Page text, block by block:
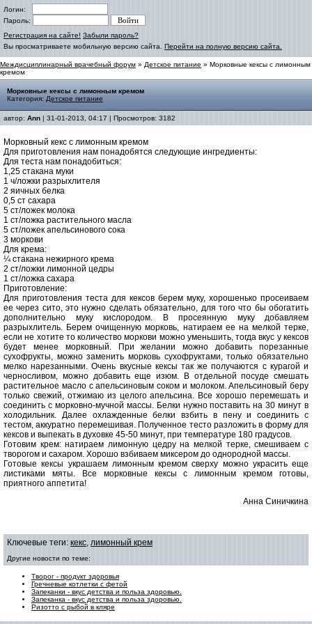
Логин:
Пароль:
Регистрация на сайте! Забыли пароль?
Вы просматриваете мобильную версию сайта. Перейти на полную версию сайта.
Междисциплинарный врачебный форум » Детское питание » Морковные кексы с лимонным
кремом
Морковные кексы с лимонным кремом
Категория: Детское питание
автор: Ann | 31-01-2013, 04:17 | Просмотров: 3182
Морковный кекс с лимонным кремом
Для приготовления нам понадобятся следующие ингредиенты:
Для теста нам понадобиться:
1,25 стакана муки
1 ч/ложки разрыхлителя
2 яичных белка
0,5 ст сахара
5 ст/ложек молока
1 ст/ложка растительного масла
5 ст/ложек апельсинового сока
3 моркови
Для крема:
¼ стакана нежирного крема
2 ст/ложки лимонной цедры
1 ст/ложка сахара
Приготовление:
Для приготовления теста для кексов берем муку, хорошенько просеиваем
ее через сито, это нужно сделать обязательно, для того что бы обогатить
дополнительно муку кислородом. В просеянную муку добавляем
разрыхлитель. Берем очищенную морковь, натираем ее на мелкой терке,
если не хотите то количество моркови можно уменьшить, тогда вкус у кексов
будет менее морковный. При желании можно добавить порезанные
сухофрукты, можно заменить морковь сухофруктами, только обязательно
мелко нарезанными. Очень вкусные кексы так же получаются с курагой и
черносливом, можно добавить еще изюм. В отдельной посуде смешать
растительное масло с апельсиновым соком и молоком. Апельсиновый беру
только свежий, отжимаю из целого апельсина. Все хорошо перемешать и
соединить с морковно-мучной массы. Белки нужно поставить на 30 минут в
холодильник. Далее охлажденные белки взбить в пену и соединить с
тестом, аккуратно перемешивая. Полученное тесто разложить в форму для
кексов и выпекать в духовке 45-50 минут, при температуре 180 градусов.
Готовим крем: натираем лимонную цедру на мелкой терке, смешиваем с
творогом и сахаром. Хорошо взбиваем миксером до однородной массы.
Готовые кексы украшаем лимонным кремом сверху можно украсить еще
листиками мяты. Все морковные кексы с лимонным кремом готовы,
приятного аппетита!
Анна Синичкина
Ключевые теги: кекс, лимонный крем
Другие новости по теме:
Творог - продукт здоровья
Гречневые котлетки с фетой
Запеканки - вкус детства и польза здоровью.
Запеканка - вкус детства и польза здоровью.
Ризотто с рыбой в кляре